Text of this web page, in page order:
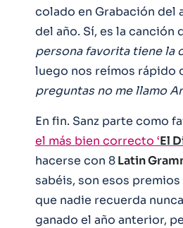
colado en Grabación del
del año. Sí, es la canción
persona favorita tiene la
luego nos reímos rápido
preguntas no me llamo
En fin. Sanz parte como
el más bien correcto ‘El
hacerse con 8Latin
sabéis, son esos
que nadie recuerda
ganado el año anterior,